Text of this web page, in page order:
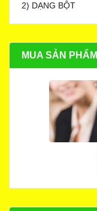
2) DẠNG BỘT
MUA SẢN PHẨM